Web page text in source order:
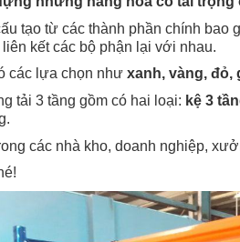
tạo từ các thành phần chính bao
liên kết các bộ phận lại với nhau.
các lựa chọn như xanh, vàng, đỏ,
tải 3 tầng gồm có hai loại: kệ 3
các nhà kho, doanh nghiệp,